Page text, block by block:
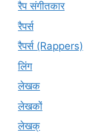
रैप संगीतकार
रैपर्स
रैपर्स (Rappers)
लिंग
लेखक
लेखकों
लेखक्